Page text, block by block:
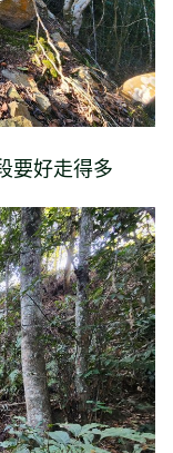
要好走得多